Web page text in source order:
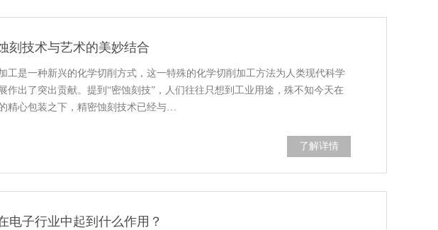
刻技术与艺术的美妙结合
工是一种新兴的化学切削方式，这一特殊的化学切削加工方法为人类现代科学
作出了突出贡献。提到“密蚀刻技”，人们往往只想到工业用途，殊不知今天在
精心包装之下，精密蚀刻技术已经与…
了解详情
电子行业中起到什么作用？